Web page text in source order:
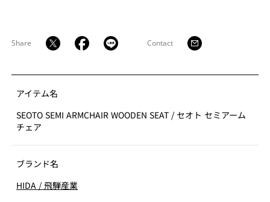
Share Contact
アイテム名
SEOTO SEMI ARMCHAIR WOODEN SEAT / セオト セミアーム
チェア
ブランド名
HIDA / 飛騨産業